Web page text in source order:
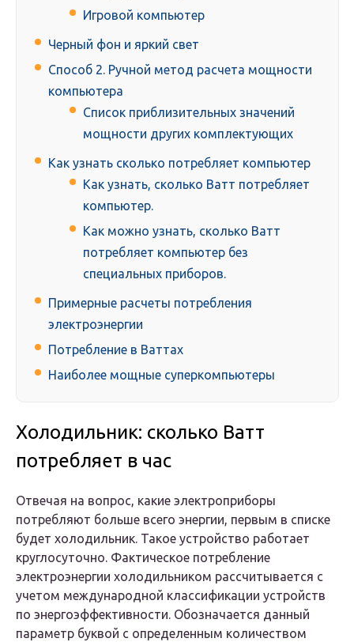
Игровой компьютер
Черный фон и яркий свет
Способ 2. Ручной метод расчета мощности
компьютера
Список приблизительных значений
мощности других комплектующих
Как узнать сколько потребляет компьютер
Как узнать, сколько Ватт потребляет
компьютер.
Как можно узнать, сколько Ватт
потребляет компьютер без
специальных приборов.
Примерные расчеты потребления
электроэнергии
Потребление в Ваттах
Наиболее мощные суперкомпьютеры
Холодильник: сколько Ватт
потребляет в час
Отвечая на вопрос, какие электроприборы
потребляют больше всего энергии, первым в списке
будет холодильник. Такое устройство работает
круглосуточно. Фактическое потребление
электроэнергии холодильником рассчитывается с
учетом международной классификации устройств
по энергоэффективности. Обозначается данный
параметр буквой с определенным количеством